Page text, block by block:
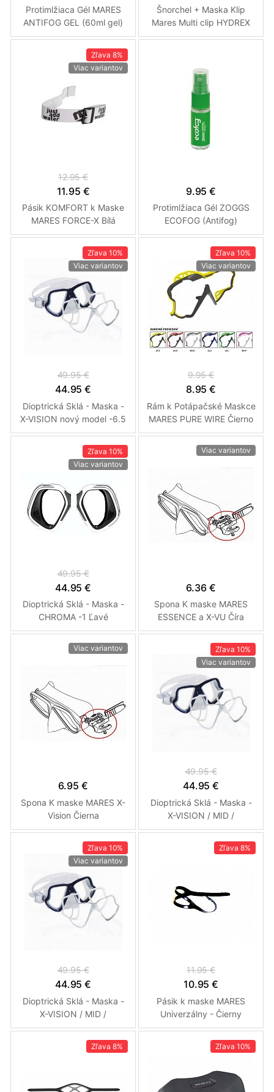
Protimlžiaca Gél MARES
ANTIFOG GEL (60ml gel)
Šnorchel + Maska Klip
Mares Multi clip HYDREX
Zľava 8%
Viac variantov
12.95 €
11.95 €
Pásik KOMFORT k Maske
MARES FORCE-X Bílá
9.95 €
Protimlžiaca Gél ZOGGS
ECOFOG (Antifog)
Zľava 10%
Viac variantov
49.95 €
44.95 €
Dioptrická Sklá - Maska -
X-VISION nový model -6.5
Levé
Zľava 10%
Viac variantov
9.95 €
8.95 €
Rám k Potápačské Maskce
MARES PURE WIRE Čierno
- Ružový rám
Zľava 10%
Viac variantov
49.95 €
44.95 €
Dioptrická Sklá - Maska -
CHROMA -1 Ľavé
Viac variantov
6.36 €
Spona K maske MARES
ESSENCE a X-VU Číra
Viac variantov
6.95 €
Spona K maske MARES X-
Vision Čierna
Zľava 10%
Viac variantov
49.95 €
44.95 €
Dioptrická Sklá - Maska -
X-VISION / MID /
LiquidSkin - Dioptria PLUS
Ľavé +3
Zľava 10%
Viac variantov
49.95 €
44.95 €
Dioptrická Sklá - Maska -
X-VISION / MID /
LiquidSkin - Dioptria
MÍNUS -7 Ľavé
Zľava 8%
11.95 €
10.95 €
Pásik k maske MARES
Univerzálny - Čierny
Zľava 8% Zľava 10%